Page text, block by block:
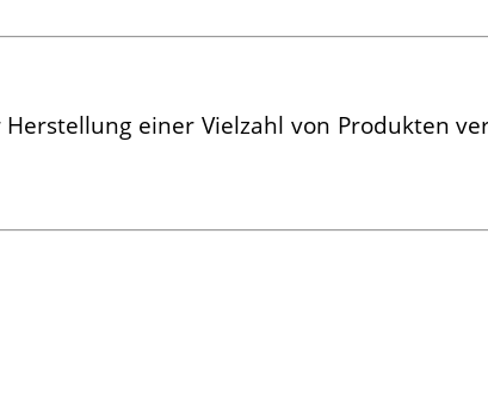
einer Vielzahl von Produkten